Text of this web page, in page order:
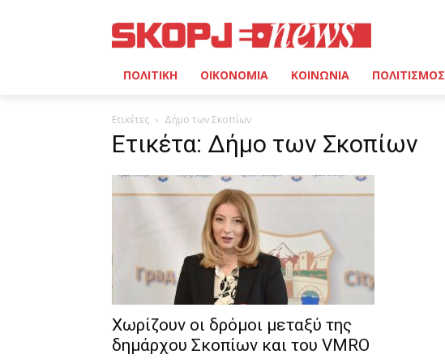
ΠΟΛΙΤΙΚΗ ΟΙΚΟΝΟΜΙΑ ΚΟΙΝΩΝΙΑ ΠΟΛΙΤΙΣΜΟΣ
Ετικέτες Δήμο των Σκοπίων
Ετικέτα: Δήμο των Σκοπίων
Χωρίζουν οι δρόμοι μεταξύ της
δημάρχου Σκοπίων και του VMRO